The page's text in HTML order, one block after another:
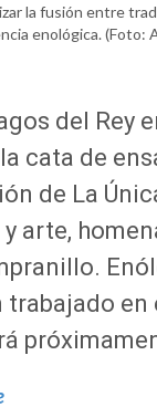
la fusión entre
enológica.(Foto:
del Rey
cata de
de La
arte,
trabajado en